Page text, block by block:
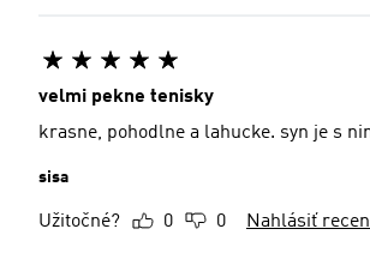
velmi pekne tenisky
krasne, pohodlne a lahucke. syn je s
sisa
Užitočné? 0 0 Nahlásiť